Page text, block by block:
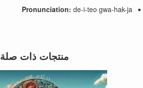
Pronunciation: de-i-teo gwa-hak-ja
منتجات ذات صلة